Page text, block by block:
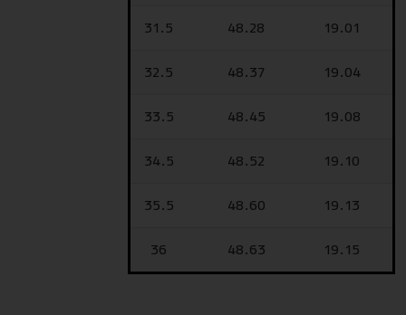
19.01
48.28
31.5
19.04
48.37
32.5
19.08
48.45
33.5
19.10
48.52
34.5
19.13
48.60
35.5
19.15
48.63
36